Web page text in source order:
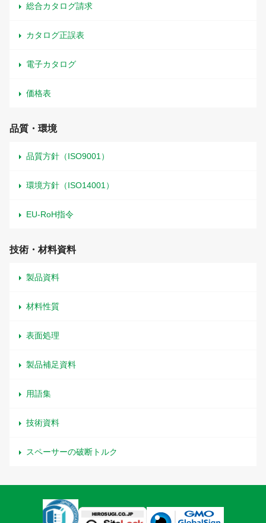
総合カタログ請求
カタログ正誤表
電子カタログ
価格表
品質・環境
品質方針（ISO9001）
環境方針（ISO14001）
EU-RoH指令
技術・材料資料
製品資料
材料性質
表面処理
製品補足資料
用語集
技術資料
スペーサーの破断トルク